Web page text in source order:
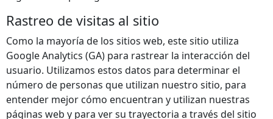
Rastreo de visitas al sitio
Como la mayoría de los sitios web, este sitio utiliza
Google Analytics (GA) para rastrear la interacción del
usuario. Utilizamos estos datos para determinar el
número de personas que utilizan nuestro sitio, para
entender mejor cómo encuentran y utilizan nuestras
páginas web y para ver su trayectoria a través del sitio